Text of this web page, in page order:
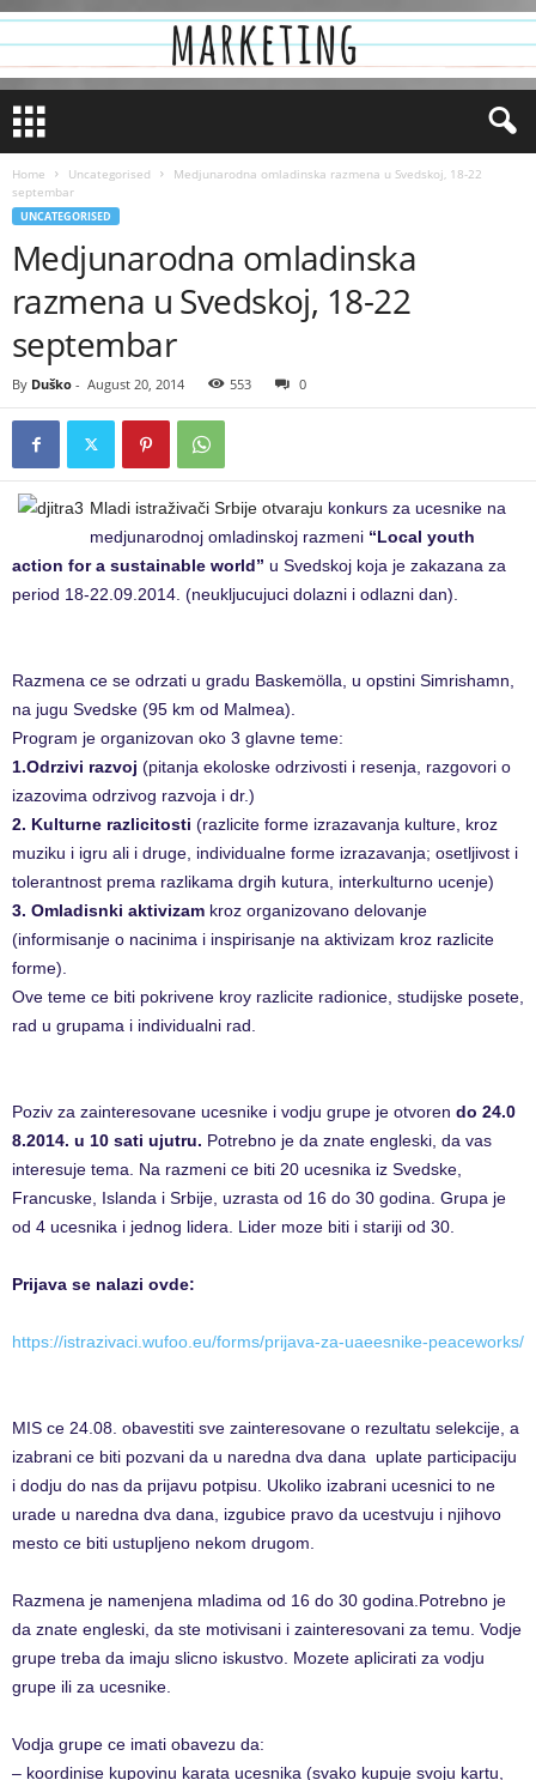
Home Uncategorised
Medjunarodna omladinska razmena u Svedskoj, 18-22
septembar
UNCATEGORISED
Medjunarodna omladinska
razmena u Svedskoj, 18-22
septembar
By Duško - August 20, 2014 553 0
Mladi istraživači Srbije otvaraju konkurs za ucesnike na
medjunarodnoj omladinskoj razmeni “Local youth
action for a sustainable world” u Svedskoj koja je zakazana za
period ​18​-2​2​.0​9​.2014. (neukljucujuci dolazni i odlazni dan).
Razmena ce se odrzati u gradu Baskemölla, u opstini Simrishamn,
na jugu Svedske (95 km od Malmea).
Program je organizovan oko 3 glavne teme:
1.Odrzivi razvoj (pitanja ekoloske odrzivosti i resenja, razgovori o
izazovima odrzivog razvoja i dr.)
2. Kulturne razlicitosti (razlicite forme izrazavanja kulture, kroz
muziku i igru ali i druge, individualne forme izrazavanja; osetljivost i
tolerantnost prema razlikama drgih kutura, interkulturno ucenje)
3. Omladisnki aktivizam kroz organizovano delovanje
(informisanje o nacinima i inspirisanje na aktivizam kroz razlicite
forme).
Ove teme ce biti pokrivene kroy razlicite radionice, studijske posete,
rad u grupama i individualni rad.
Poziv za zainteresovane ucesnike i vodju grupe je otvoren do ​24​.0​
8​.2014. u 10 sati ujutru. Potrebno je da znate engleski, da vas
interesuje tema. Na razmeni ce biti ​20​ ucesnika iz Svedske,
Francuske, Islanda i Srbije, uzrasta od 16 do 30 godina. Grupa je
od 4 ucesnika i jednog lidera. Lider moze biti i stariji od 30.
Prijava se nalazi ovde: ​
https://istrazivaci.wufoo.eu/forms/prijava-za-uaeesnike-peaceworks/
​MIS ce 24​.0​8​. obavestiti sve zainteresovane o rezultatu selekcije, a
izabrani ce biti pozvani da u naredna dva dana uplate participaciju
i dodju do nas da prijavu potpisu. Ukoliko izabrani ucesnici to ne
urade u na​​redna dva dana, izgubice pravo da ucestvuju i njihovo
mesto ce biti ustupljeno nekom drugom.
Razmena je namenjena mladima od 16 do 30​ godina.Potrebno je
da znate engleski, da ste motivisani i zainteresovani za temu. Vodje
grupe treba da imaju slicno iskustvo. Mozete aplicirati za vodju
grupe ili za ucesnike.
Vodja grupe ce imati obavezu da:
– koordinise kupovinu karata ucesnika (svako kupuje svoju kartu,